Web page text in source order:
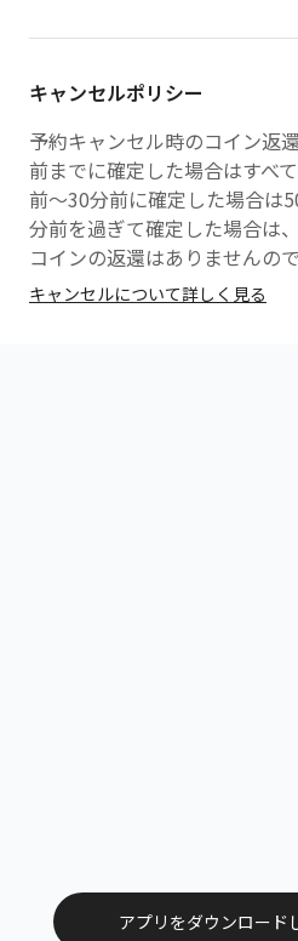
プライベートサービスの場合
■ 心地よい空間づくりのため
当サロンはマンションの一室
サロンです。
お客様同士の距離が近くなる
にご協力をお願いいたします。
・過度な露出のあるウェアは
キャンセルポリシー
予約キャンセル時のコイン返
前までに確定した場合はすべ
前〜30分前に確定した場合は
分前を過ぎて確定した場合は
コインの返還はありませんの
キャンセルについて詳しく見る
アプリをダウンロード